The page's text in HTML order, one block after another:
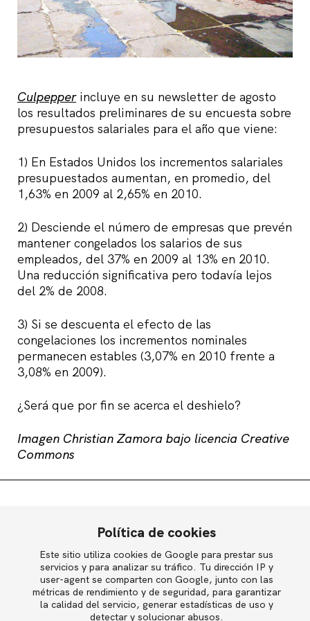
English
Política de privacidad
Culpepperincluye en su newsletter de agosto
los resultados preliminares de su encuesta sobre
presupuestos salariales para el año que viene:
1) En Estados Unidos los incrementos salariales
presupuestados aumentan, en promedio, del
1,63% en 2009 al 2,65% en 2010.
2) Desciende el número de empresas que prevén
mantener congelados los salarios de sus
empleados, del 37% en 2009 al 13% en 2010.
Una reducción significativa pero todavía lejos
del 2% de 2008.
3) Si se descuenta el efecto de las
congelaciones los incrementos nominales
permanecen estables (3,07% en 2010 frente a
3,08% en 2009).
¿Será que por fin se acerca el deshielo?
Imagen Christian Zamora bajo licencia Creative
Commons
Compensación y beneficios
Política de cookies
Este sitio utiliza cookies de Google para prestar sus
servicios y para analizar su tráfico. Tu dirección IP y
user-agent se comparten con Google, junto con las
métricas de rendimiento y de seguridad, para garantizar
la calidad del servicio, generar estadísticas de uso y
detectar y solucionar abusos.